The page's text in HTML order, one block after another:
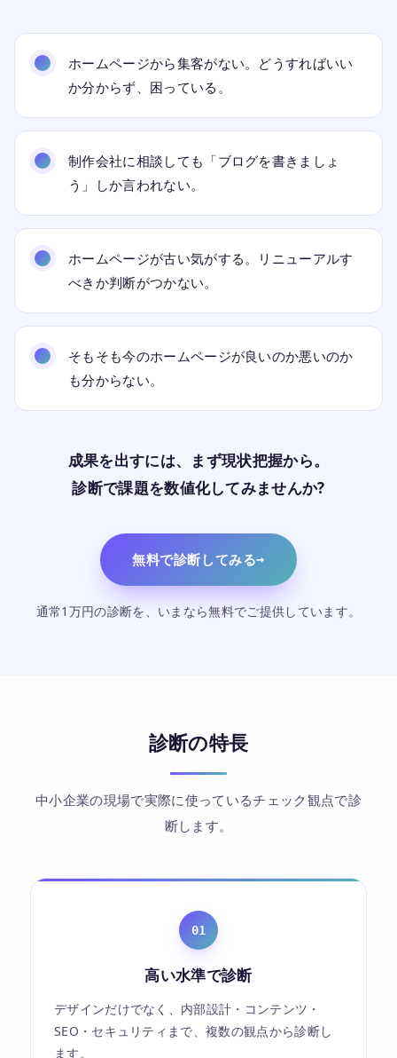
ホームページから集客がない。どうすればいい
か分からず、困っている。
制作会社に相談しても「ブログを書きましょ
う」しか言われない。
ホームページが古い気がする。リニューアルす
べきか判断がつかない。
そもそも今のホームページが良いのか悪いのか
も分からない。
成果を出すには、まず現状把握から。
診断で課題を数値化してみませんか?
無料で診断してみる
通常1万円の診断を、いまなら無料でご提供しています。
診断の特長
中小企業の現場で実際に使っているチェック観点で診
断します。
01
高い水準で診断
デザインだけでなく、内部設計・コンテンツ・
SEO・セキュリティまで、複数の観点から診断し
ます。